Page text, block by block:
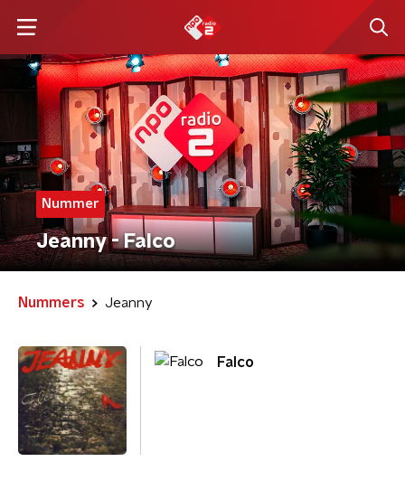
Nummer
Jeanny - Falco
Nummers Jeanny
Falco